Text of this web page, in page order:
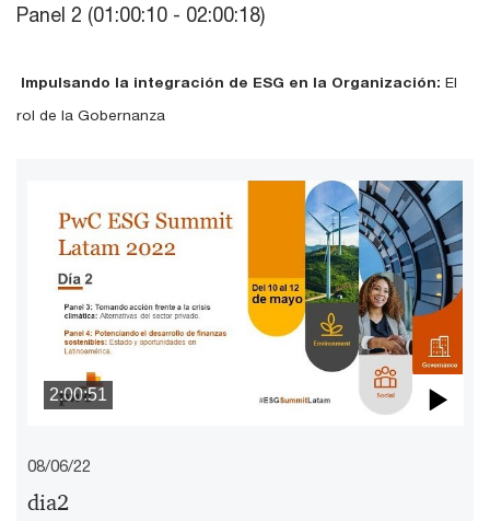
Panel 2 (01:00:10 - 02:00:18)
Impulsando la integración de ESG en la Organización: El
rol de la Gobernanza
2:00:51
08/06/22
dia2